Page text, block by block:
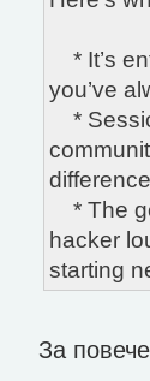
* It’s
you’ve
*
* The
hacker
starting
За